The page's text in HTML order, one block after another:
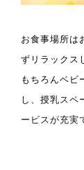
お食事場所は
ずリラックス
もちろんベビ
し、授乳スペ
ービスが充実